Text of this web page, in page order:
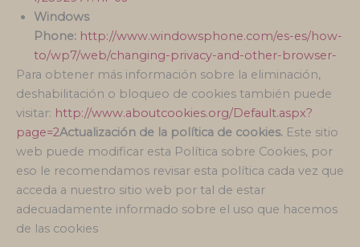
Windows
Phone: http://www.windowsphone.com/es-es/how-
to/wp7/web/changing-privacy-and-other-browser-
Para obtener más información sobre la eliminación,
deshabilitación o bloqueo de cookies también puede
visitar: http://www.aboutcookies.org/Default.aspx?
page=2Actualización de la política de cookies. Este sitio
web puede modificar esta Política sobre Cookies, por
eso le recomendamos revisar esta política cada vez que
acceda a nuestro sitio web por tal de estar
adecuadamente informado sobre el uso que hacemos
de las cookies